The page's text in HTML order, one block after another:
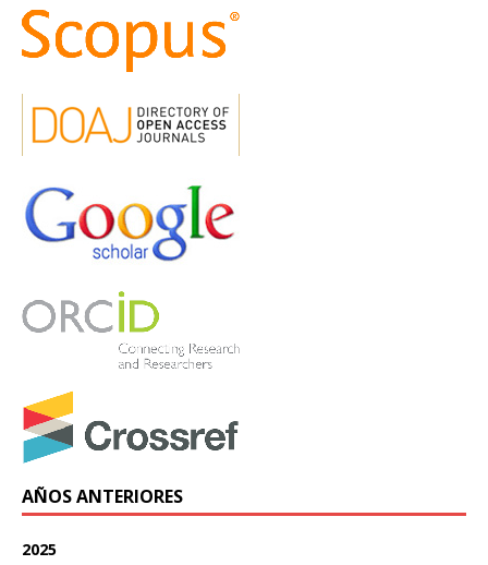
AÑOS ANTERIORES
2025